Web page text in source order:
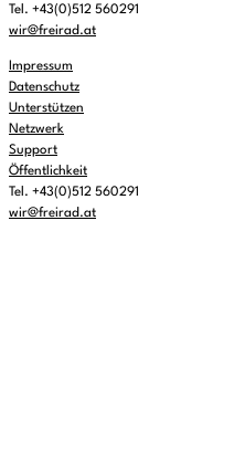
Tel. +43(0)512 560291
wir@freirad.at
Impressum
Datenschutz
Unterstützen
Netzwerk
Support
Öffentlichkeit
Tel. +43(0)512 560291
wir@freirad.at